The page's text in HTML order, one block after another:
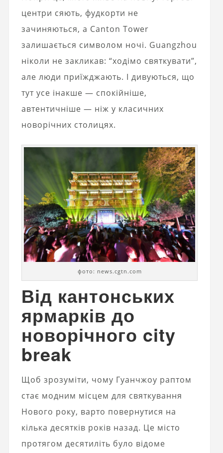
центри сяють, фудкорти не
зачиняються, а Canton Tower
залишається символом ночі. Guangzhou
ніколи не закликав: “ходімо святкувати”,
але люди приїжджають. І дивуються, що
тут усе інакше — спокійніше,
автентичніше — ніж у класичних
новорічних столицях.
фото: news.cgtn.com
Від кантонських
ярмарків до
новорічного city
break
Щоб зрозуміти, чому Гуанчжоу раптом
стає модним місцем для святкування
Нового року, варто повернутися на
кілька десятків років назад. Це місто
протягом десятиліть було відоме